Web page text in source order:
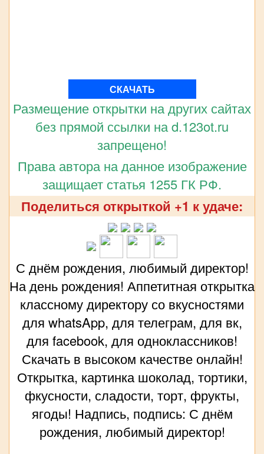
СКАЧАТЬ
Размещение открытки на других сайтах
без прямой ссылки на d.123ot.ru
запрещено!
Права автора на данное изображение
защищает статья 1255 ГК РФ.
Поделиться открыткой +1 к удаче:
С днём рождения, любимый директор!
На день рождения! Аппетитная открытка
классному директору со вкусностями
для whatsApp, для телеграм, для вк,
для facebook, для одноклассников!
Скачать в высоком качестве онлайн!
Открытка, картинка шоколад, тортики,
фкусности, сладости, торт, фрукты,
ягоды! Надпись, подпись: С днём
рождения, любимый директор!